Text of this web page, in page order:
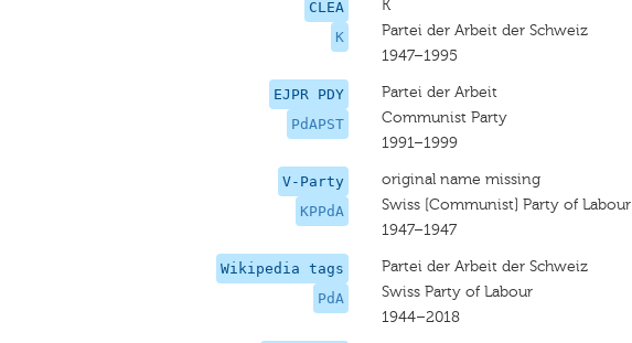
CLEA
K
K
Partei der Arbeit der Schweiz
1947–1995
EJPR PDY
PdAPST
Partei der Arbeit
Communist Party
1991–1999
V-Party
KPPdA
original name missing
Swiss [Communist] Party of Labour
1947–1947
Wikipedia tags
PdA
Partei der Arbeit der Schweiz
Swiss Party of Labour
1944–2018